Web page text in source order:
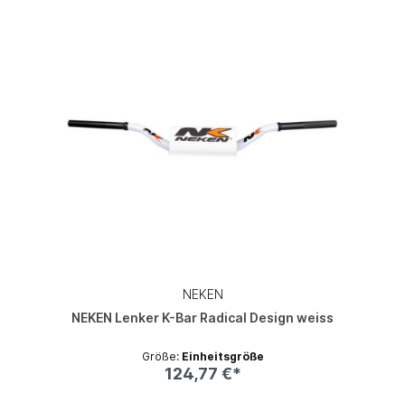
NEKEN
NEKEN Lenker K-Bar Radical Design weiss
Größe: Einheitsgröße
124,77 €*